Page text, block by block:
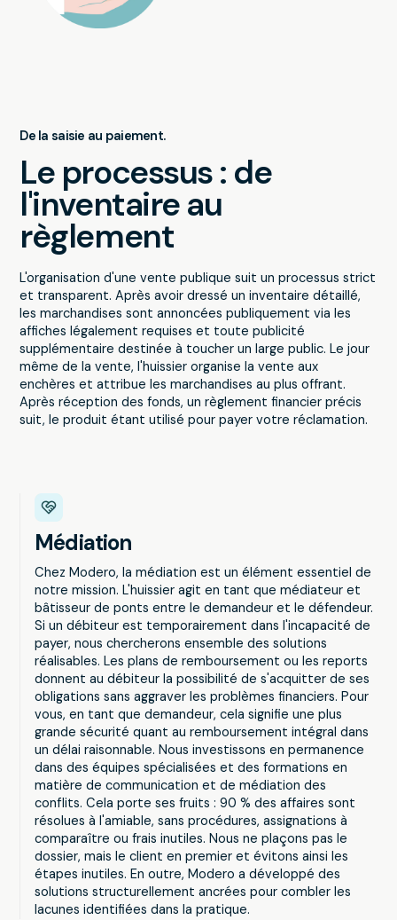
De la saisie au paiement.
Le processus : de
l'inventaire au
règlement
L'organisation d'une vente publique suit un processus strict
et transparent. Après avoir dressé un inventaire détaillé,
les marchandises sont annoncées publiquement via les
affiches légalement requises et toute publicité
supplémentaire destinée à toucher un large public. Le jour
même de la vente, l'huissier organise la vente aux
enchères et attribue les marchandises au plus offrant.
Après réception des fonds, un règlement financier précis
suit, le produit étant utilisé pour payer votre réclamation.
Médiation
Chez Modero, la médiation est un élément essentiel de
notre mission. L'huissier agit en tant que médiateur et
bâtisseur de ponts entre le demandeur et le défendeur.
Si un débiteur est temporairement dans l'incapacité de
payer, nous chercherons ensemble des solutions
réalisables. Les plans de remboursement ou les reports
donnent au débiteur la possibilité de s'acquitter de ses
obligations sans aggraver les problèmes financiers. Pour
vous, en tant que demandeur, cela signifie une plus
grande sécurité quant au remboursement intégral dans
un délai raisonnable. Nous investissons en permanence
dans des équipes spécialisées et des formations en
matière de communication et de médiation des
conflits. Cela porte ses fruits : 90 % des affaires sont
résolues à l'amiable, sans procédures, assignations à
comparaître ou frais inutiles. Nous ne plaçons pas le
dossier, mais le client en premier et évitons ainsi les
étapes inutiles. En outre, Modero a développé des
solutions structurellement ancrées pour combler les
lacunes identifiées dans la pratique.